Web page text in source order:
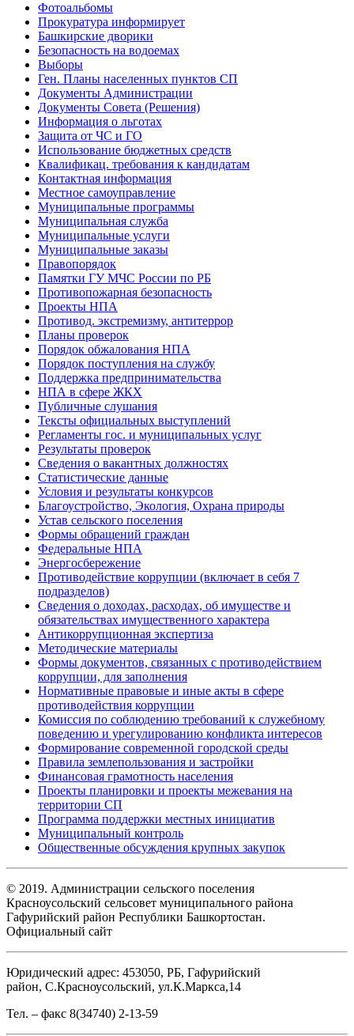
Фотоальбомы
Прокуратура информирует
Башкирские дворики
Безопасность на водоемах
Выборы
Ген. Планы населенных пунктов СП
Документы Администрации
Документы Совета (Решения)
Информация о льготах
Защита от ЧС и ГО
Использование бюджетных средств
Квалификац. требования к кандидатам
Контактная информация
Местное самоуправление
Муниципальные программы
Муниципальная служба
Муниципальные услуги
Муниципальные заказы
Правопорядок
Памятки ГУ МЧС России по РБ
Противопожарная безопасность
Проекты НПА
Противод. экстремизму, антитеррор
Планы проверок
Порядок обжалования НПА
Порядок поступления на службу
Поддержка предпринимательства
НПА в сфере ЖКХ
Публичные слушания
Тексты официальных выступлений
Регламенты гос. и муниципальных услуг
Результаты проверок
Сведения о вакантных должностях
Статистические данные
Условия и результаты конкурсов
Благоустройство, Экология, Охрана природы
Устав сельского поселения
Формы обращений граждан
Федеральные НПА
Энергосбережение
Противодействие коррупции (включает в себя 7
подразделов)
Сведения о доходах, расходах, об имуществе и
обязательствах имущественного характера
Антикоррупционная экспертиза
Методические материалы
Формы документов, связанных с противодействием
коррупции, для заполнения
Нормативные правовые и иные акты в сфере
противодействия коррупции
Комиссия по соблюдению требований к служебному
поведению и урегулированию конфликта интересов
Формирование современной городской среды
Правила землепользования и застройки
Финансовая грамотность населения
Проекты планировки и проекты межевания на
территории СП
Программа поддержки местных инициатив
Муниципальный контроль
Общественные обсуждения крупных закупок
© 2019. Администрации сельского поселения
Красноусольский сельсовет муниципального района
Гафурийский район Республики Башкортостан.
Официальный сайт
Юридический адрес: 453050, РБ, Гафурийский
район, С.Красноусольский, ул.К.Маркса,14
Тел. – факс 8(34740) 2-13-59